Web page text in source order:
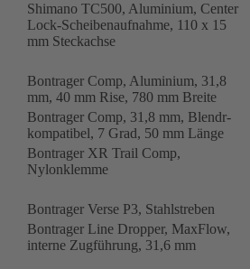
Shimano TC500, Aluminium, Center
Lock-Scheibenaufnahme, 110 x 15
mm Steckachse
Bontrager Comp, Aluminium, 31,8
mm, 40 mm Rise, 780 mm Breite
Bontrager Comp, 31,8 mm, Blendr-
kompatibel, 7 Grad, 50 mm Länge
Bontrager XR Trail Comp,
Nylonklemme
Bontrager Verse P3, Stahlstreben
Bontrager Line Dropper, MaxFlow,
interne Zugführung, 31,6 mm